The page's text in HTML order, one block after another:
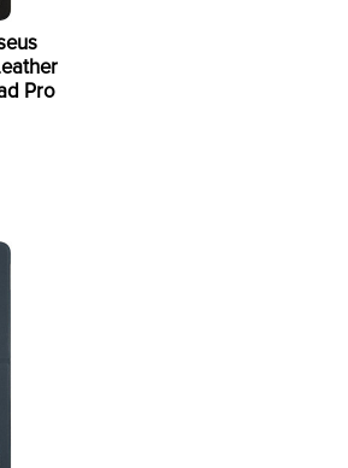
Pro